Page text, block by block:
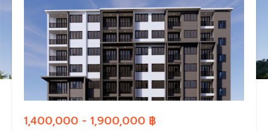
1,400,000 - 1,900,000 ฿